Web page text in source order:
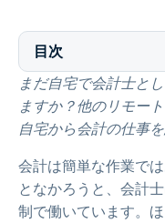
目次
まだ自宅で会計士と
ますか？他のリモー
自宅から会計の仕事
会計は簡単な作業で
となかろうと、会計
制で働いています。